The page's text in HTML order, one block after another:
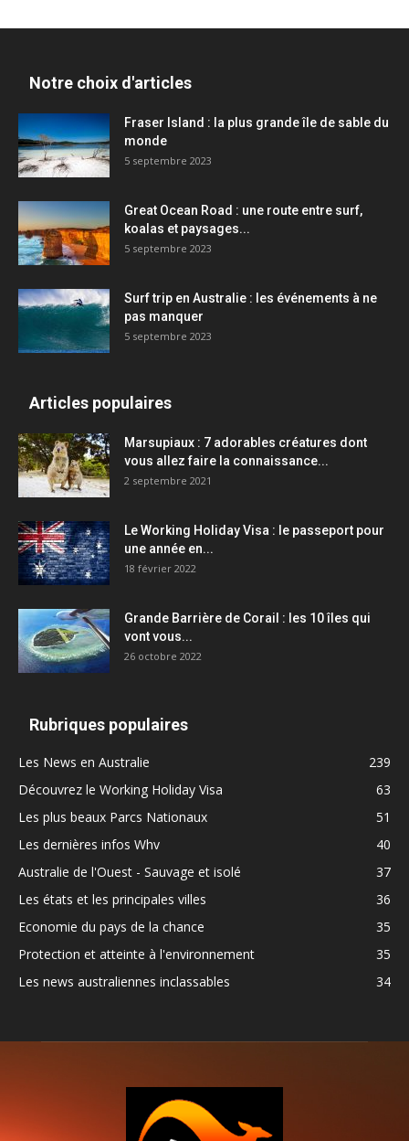
Notre choix d'articles
Fraser Island : la plus grande île de sable du
monde
5 septembre 2023
Great Ocean Road : une route entre surf,
koalas et paysages...
5 septembre 2023
Surf trip en Australie : les événements à ne
pas manquer
5 septembre 2023
Articles populaires
Marsupiaux : 7 adorables créatures dont
vous allez faire la connaissance...
2 septembre 2021
Le Working Holiday Visa : le passeport pour
une année en...
18 février 2022
Grande Barrière de Corail : les 10 îles qui
vont vous...
26 octobre 2022
Rubriques populaires
Les News en Australie
239
Découvrez le Working Holiday Visa
63
Les plus beaux Parcs Nationaux
51
Les dernières infos Whv
40
Australie de l'Ouest - Sauvage et isolé
37
Les états et les principales villes
36
Economie du pays de la chance
35
Protection et atteinte à l'environnement
35
Les news australiennes inclassables
34